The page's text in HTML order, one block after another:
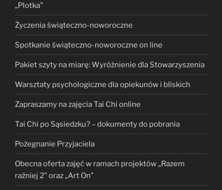
„Plotka”
Życzenia świąteczno-noworoczne
Spotkanie świąteczno-noworoczne on line
Pakiet szyty na miarę: Wyróżnienie dla Stowarzyszenia
Warsztaty psychologiczne dla opiekunów i bliskich
Zapraszamy na zajęcia Tai Chi online
Tai Chi po Sąsiedzku? – dokumenty do pobrania
Pożegnanie Przyjaciela
Obecna oferta zajęć w ramach projektów „Razem
raźniej 2” oraz „Art On”